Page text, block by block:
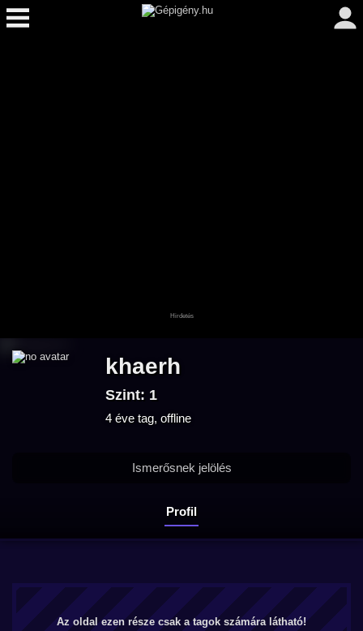
khaerh
Szint: 1
4 éve tag, offline
Profil
Ismerősnek jelölés
Az oldal ezen része csak a tagok számára látható!